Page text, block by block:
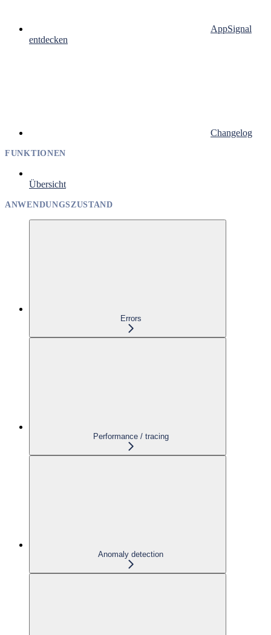
AppSignal
entdecken
Changelog
FUNKTIONEN
Übersicht
ANWENDUNGSZUSTAND
Errors
Performance / tracing
Anomaly detection